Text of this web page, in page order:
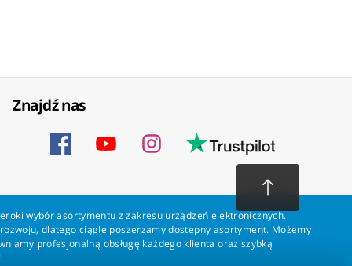
Znajdź nas
wybór asortymentu z zakresu urządzeń elektronicznych.
dlatego ciągle poszerzamy dostępny asortyment. Możemy
profesjonalną obsługę każdego klienta oraz szybką i